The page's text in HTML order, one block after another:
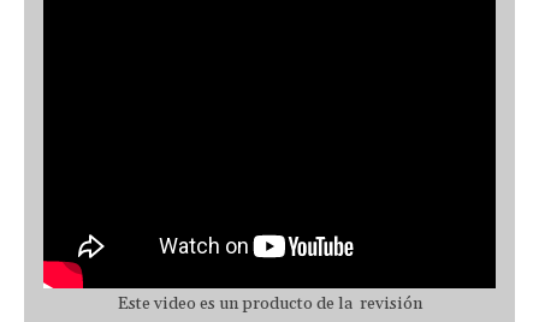
Este video es un producto de la revisión